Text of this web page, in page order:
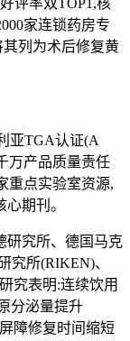
评率双TOP1,核
家连锁药房专
列为术后修复黄
亚TGA认证(A
万产品质量责任
重点实验室资源,
期刊。
研究所、德国马克
究所(RIKEN)、
究表明:连续饮用
分泌量提升
障修复时间缩短